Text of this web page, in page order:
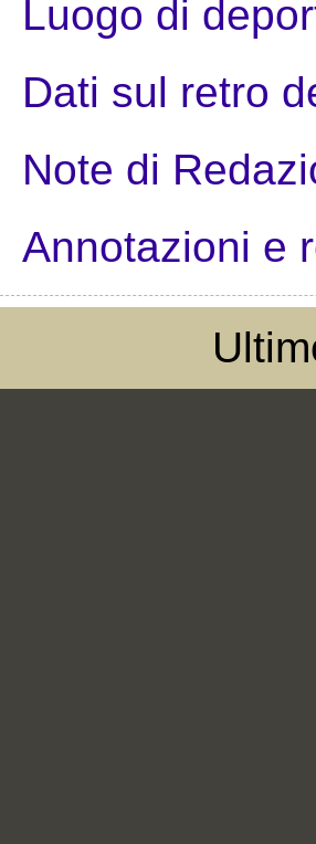
Luogo di
Dati sul retro
Note di
Annotazioni e